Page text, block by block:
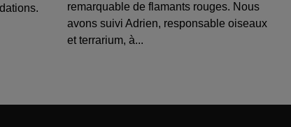
remarquable de flamants rouges. Nous
avons suivi Adrien, responsable oiseaux
et terrarium, à...